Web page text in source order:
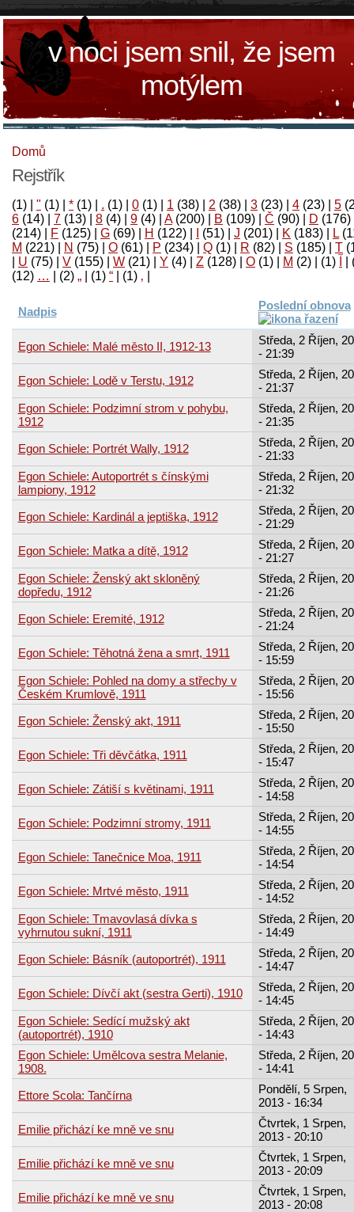
v noci jsem snil, že jsem
motýlem
Domů
Rejstřík
(1) " (1) * (1) . (1) 0 (1) 1 (38) 2 (38) 3 (23) 4 (23) 5
6 (14) 7 (13) 8 (4) 9 (4) A(200) B (109) Č (90) D (176)
(214)
F (125) G (69) H (122) (51) J (201) K (183) L
M (221) N (75) O (61) P (234) Q (1) R (82) S (185) T
U (75) V (155) W (21) Y (4) Z (128) Ο (1) М (2)
(1)
‚
(1)
“
(1)
„
(2)
…
(12)
Nadpis Poslední obnova
Egon Schiele: Malé město II, 1912-13
Středa, 2 Říjen,
- 21:39
Egon Schiele: Lodě v Terstu, 1912
Středa, 2 Říjen,
- 21:37
Egon Schiele: Podzimní strom v pohybu,
1912
Středa, 2 Říjen,
- 21:35
Egon Schiele: Portrét Wally, 1912
Středa, 2 Říjen,
- 21:33
Egon Schiele: Autoportrét s čínskými
lampiony, 1912
Středa, 2 Říjen,
- 21:32
Egon Schiele: Kardinál a jeptiška, 1912
Středa, 2 Říjen,
- 21:29
Egon Schiele: Matka a dítě, 1912
Středa, 2 Říjen,
- 21:27
Egon Schiele: Ženský akt skloněný
dopředu, 1912
Středa, 2 Říjen,
- 21:26
Egon Schiele: Eremité, 1912
Středa, 2 Říjen,
- 21:24
Egon Schiele: Těhotná žena a smrt, 1911
Středa, 2 Říjen,
- 15:59
Egon Schiele: Pohled na domy a střechy v
Českém Krumlově, 1911
Středa, 2 Říjen,
- 15:56
Egon Schiele: Ženský akt, 1911
Středa, 2 Říjen,
- 15:50
Egon Schiele: Tři děvčátka, 1911
Středa, 2 Říjen,
- 15:47
Egon Schiele: Zátiší s květinami, 1911
Středa, 2 Říjen,
- 14:58
Egon Schiele: Podzimní stromy, 1911
Středa, 2 Říjen,
- 14:55
Egon Schiele: Tanečnice Moa, 1911
Středa, 2 Říjen,
- 14:54
Egon Schiele: Mrtvé město, 1911
Středa, 2 Říjen,
- 14:52
Egon Schiele: Tmavovlasá dívka s
vyhrnutou sukní, 1911
Středa, 2 Říjen,
- 14:49
Egon Schiele: Básník (autoportrét), 1911
Středa, 2 Říjen,
- 14:47
Egon Schiele: Dívčí akt (sestra Gerti), 1910
Středa, 2 Říjen,
- 14:45
Egon Schiele: Sedící mužský akt
(autoportrét), 1910
Středa, 2 Říjen,
- 14:43
Egon Schiele: Umělcova sestra Melanie,
1908.
Středa, 2 Říjen,
- 14:41
Ettore Scola: Tančírna
Pondělí, 5 Srpen,
2013 - 16:34
Emilie přichází ke mně ve snu
Čtvrtek, 1 Srpen,
2013 - 20:10
Emilie přichází ke mně ve snu
Čtvrtek, 1 Srpen,
2013 - 20:09
Emilie přichází ke mně ve snu
Čtvrtek, 1 Srpen,
2013 - 20:08